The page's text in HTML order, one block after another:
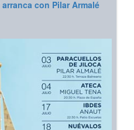
con Pilar Armalé